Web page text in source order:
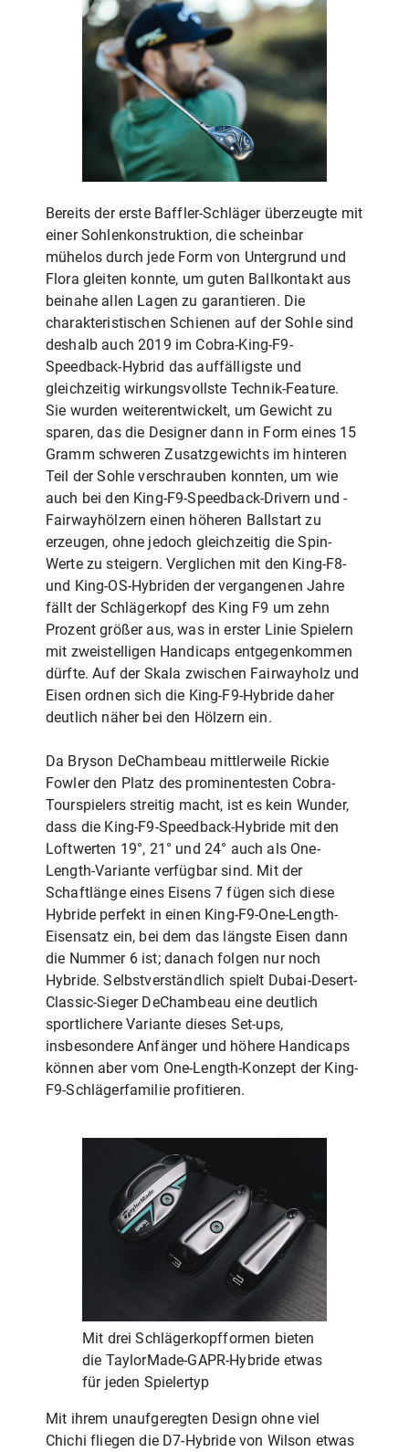
Bereits der erste Baffler-Schläger überzeugte mit
einer Sohlenkonstruktion, die scheinbar
mühelos durch jede Form von Untergrund und
Flora gleiten konnte, um guten Ballkontakt aus
beinahe allen Lagen zu garantieren. Die
charakteristischen Schienen auf der Sohle sind
deshalb auch 2019 im Cobra-King-F9-
Speedback-Hybrid das auffälligste und
gleichzeitig wirkungsvollste Technik-Feature.
Sie wurden weiterentwickelt, um Gewicht zu
sparen, das die Designer dann in Form eines 15
Gramm schweren Zusatzgewichts im hinteren
Teil der Sohle verschrauben konnten, um wie
auch bei den King-F9-Speedback-Drivern und -
Fairwayhölzern einen höheren Ballstart zu
erzeugen, ohne jedoch gleichzeitig die Spin-
Werte zu steigern. Verglichen mit den King-F8-
und King-OS-Hybriden der vergangenen Jahre
fällt der Schlägerkopf des King F9 um zehn
Prozent größer aus, was in erster Linie Spielern
mit zweistelligen Handicaps entgegenkommen
dürfte. Auf der Skala zwischen Fairwayholz und
Eisen ordnen sich die King-F9-Hybride daher
deutlich näher bei den Hölzern ein.
Da Bryson DeChambeau mittlerweile Rickie
Fowler den Platz des prominentesten Cobra-
Tourspielers streitig macht, ist es kein Wunder,
dass die King-F9-Speedback-Hybride mit den
Loftwerten 19°, 21° und 24° auch als One-
Length-Variante verfügbar sind. Mit der
Schaftlänge eines Eisens 7 fügen sich diese
Hybride perfekt in einen King-F9-One-Length-
Eisensatz ein, bei dem das längste Eisen dann
die Nummer 6 ist; danach folgen nur noch
Hybride. Selbstverständlich spielt Dubai-Desert-
Classic-Sieger DeChambeau eine deutlich
sportlichere Variante dieses Set-ups,
insbesondere Anfänger und höhere Handicaps
können aber vom One-Length-Konzept der King-
F9-Schlägerfamilie profitieren.
Mit drei Schlägerkopfformen bieten
die TaylorMade-GAPR-Hybride etwas
für jeden Spielertyp
Mit ihrem unaufgeregten Design ohne viel
Chichi fliegen die D7-Hybride von Wilson etwas